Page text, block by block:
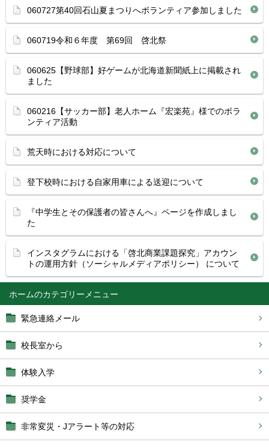
ホーム
緊急連絡メール
校長室から
体験入学
奨学金
非常変災・Jアラート等の対応
060727第40回石山夏まつりへボランティア参加しました
060719令和６年度 第69回 啓北祭
060625【野球部】好ゲームが北海道新聞紙上に掲載され
ました
060216【サッカー部】老人ホーム『宏楽苑』様でのボラ
ンティア活動
荒天時における対応について
登下校時における自家用車による送迎について
『中学生とその保護者の皆さんへ』ページを作成しまし
た
インスタグラムにおける「啓北商業課題探究」アカウン
トの運用方針（ソーシャルメディアポリシー） について